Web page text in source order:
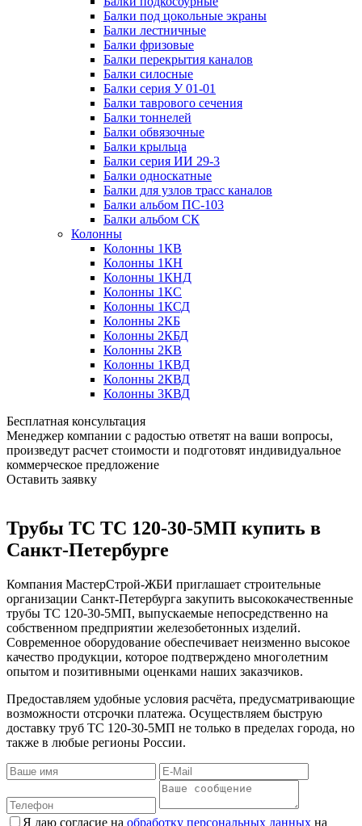
Балки под цокольные экраны
Балки лестничные
Балки фризовые
Балки перекрытия каналов
Балки силосные
Балки серия У 01-01
Балки таврового сечения
Балки тоннелей
Балки обвязочные
Балки крыльца
Балки серия ИИ 29-3
Балки односкатные
Балки для узлов трасс каналов
Балки альбом ПС-103
Балки альбом СК
Колонны
Колонны 1КВ
Колонны 1КН
Колонны 1КНД
Колонны 1КС
Колонны 1КСД
Колонны 2КБ
Колонны 2КБД
Колонны 2КВ
Колонны 1КВД
Колонны 2КВД
Колонны 3КВД
Бесплатная консультация
Менеджер компании с радостью ответят на ваши вопросы,
произведут расчет стоимости и подготовят индивидуальное
коммерческое предложение
Оставить заявку
Трубы ТС ТС 120-30-5МП купить в
Санкт-Петербурге
Компания МастерСтрой-ЖБИ приглашает строительные
организации Санкт-Петербурга закупить высококачественные
трубы ТС 120-30-5МП, выпускаемые непосредственно на
собственном предприятии железобетонных изделий.
Современное оборудование обеспечивает неизменно высокое
качество продукции, которое подтверждено многолетним
опытом и позитивными оценками наших заказчиков.
Предоставляем удобные условия расчёта, предусматривающие
возможности отсрочки платежа. Осуществляем быструю
доставку труб ТС 120-30-5МП не только в пределах города, но
также в любые регионы России.
Я даю согласие на обработку персональных данных на